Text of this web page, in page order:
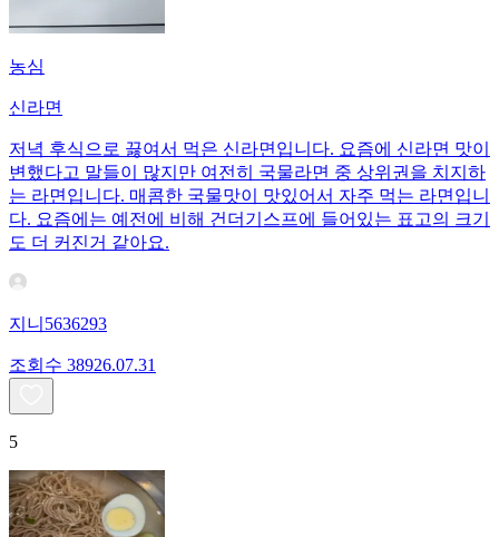
농심
신라면
저녁 후식으로 끓여서 먹은 신라면입니다. 요즘에 신라면 맛이
변했다고 말들이 많지만 여전히 국물라면 중 상위권을 치지하
는 라면입니다. 매콤한 국물맛이 맛있어서 자주 먹는 라면입니
다. 요즘에는 예전에 비해 건더기스프에 들어있는 표고의 크기
도 더 커진거 같아요.
지니5636293
조회수 38926.07.31
5